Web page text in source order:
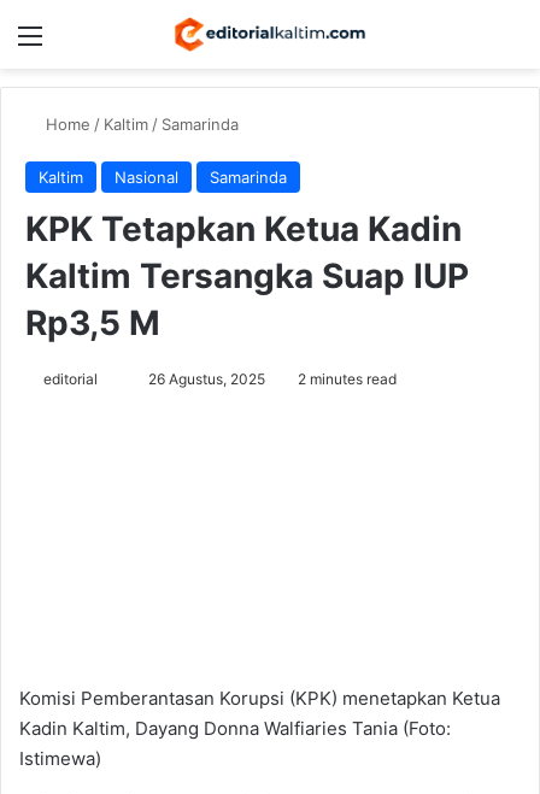
Menu
Home / Kaltim/ Samarinda
Kaltim Nasional Samarinda
KPK Tetapkan Ketua Kadin
Kaltim Tersangka Suap IUP
Rp3,5 M
editorial 26 Agustus, 2025 2 minutes read
Komisi Pemberantasan Korupsi (KPK) menetapkan Ketua
Kadin Kaltim, Dayang Donna Walfiaries Tania (Foto:
Istimewa)